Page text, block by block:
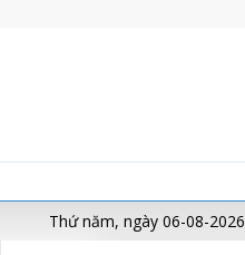
Thứ năm, ngày 06-08-2026